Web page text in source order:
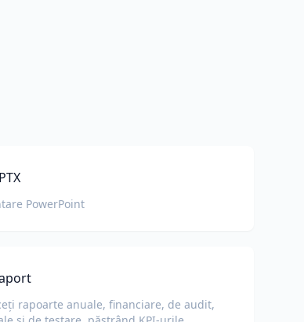
PowerPoint
rapoarte anuale, financiare, de audit,